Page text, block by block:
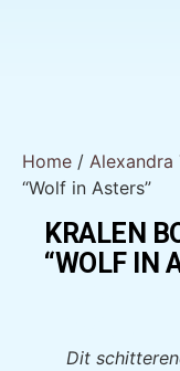
Home / Alexandra
“Wolf in Asters”
KRALEN
“WOLF IN
Dit